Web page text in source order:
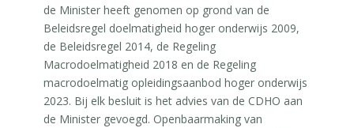
de Minister heeft genomen op grond van de
Beleidsregel doelmatigheid hoger onderwijs 2009,
de Beleidsregel 2014, de Regeling
Macrodoelmatigheid 2018 en de Regeling
macrodoelmatig opleidingsaanbod hoger onderwijs
2023. Bij elk besluit is het advies van de CDHO aan
de Minister gevoegd. Openbaarmaking van